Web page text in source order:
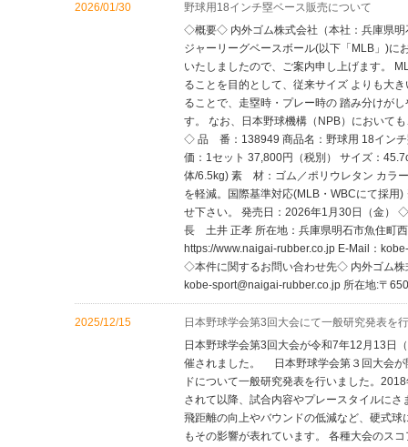
2026/01/30
野球用18インチ塁ベース販売について
◇概要◇ 内外ゴム株式会社（本社：兵庫県明
ジャーリーグベースボール(以下「MLB」)に
いたしましたので、ご案内申し上げます。
ることを目的として、従来サイズ よりも大
ることで、走塁時・プレー時の 踏み分けが
す。 なお、日本野球機構（NPB）において
◇ 品 番：138949 商品名：野球用 18イン
価：1セット 37,800円（税別） サイズ：
体/6.5kg) 素 材：ゴム／ポリウレタン カラ
を軽減。国際基準対応(MLB・WBCにて採
せ下さい。 発売日：2026年1月30日（金）
長 土井 正孝 所在地：兵庫県明石市魚住町
https://www.naigai-rubber.co.jp E-Mail：
◇本件に関するお問い合わせ先◇ 内外ゴム株
kobe-sport@naigai-rubber.co.jp 所在地:〒
2025/12/15
日本野球学会第3回大会にて一般研究発表を
日本野球学会第3回大会が令和7年12月13日
催されました。 日本野球学会第３回大会が
ドについて一般研究発表を行いました。
されて以降、試合内容やプレースタイルに
飛距離の向上やバウンドの低減など、硬式
もその影響が表れています。 各種大会のス